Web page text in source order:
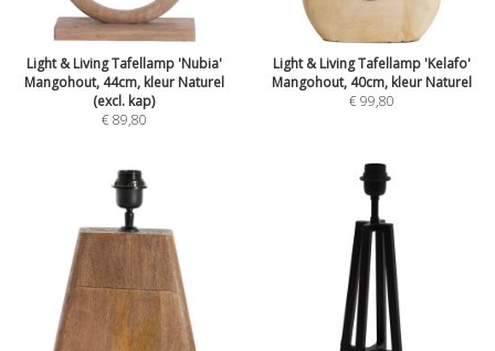
Light & Living Tafellamp 'Nubia'
Mangohout, 44cm, kleur Naturel
(excl. kap)
€ 89,80
Light & Living Tafellamp 'Kelafo'
Mangohout, 40cm, kleur Naturel
€ 99,80